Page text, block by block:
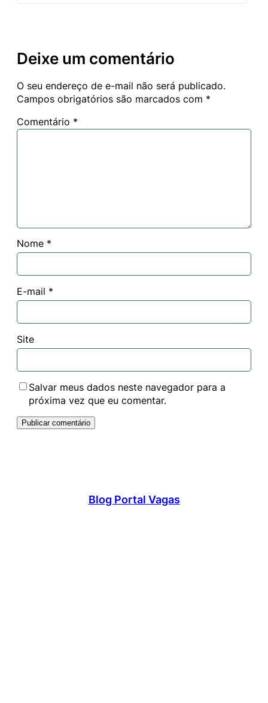
Deixe um comentário
O seu endereço de e-mail não será publicado.
Campos obrigatórios são marcados com *
Comentário *
Nome *
E-mail *
Site
Salvar meus dados neste navegador para a
próxima vez que eu comentar.
Blog Portal Vagas